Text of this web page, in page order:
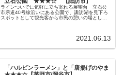
ラインついでに気軽に立ち寄れる展望台 立石公
県道40号線沿いにある公園で、諏訪湖を見下ろ
ポットとして観光客から市民の憩いの場として
2021.06.13
「ハルピンラーメン」と「唐揚げのやま